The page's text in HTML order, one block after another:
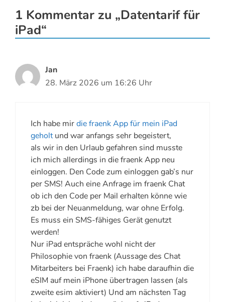
1 Kommentar zu „Datentarif für
iPad“
Jan
28. März 2026 um 16:26 Uhr
Ich habe mirdie fraenk App für mein iPad
geholtund war anfangs sehr begeistert,
als wir in den Urlaub gefahren sind musste
ich mich allerdings in die fraenk App neu
einloggen. Den Code zum einloggen gab’s nur
per SMS! Auch eine Anfrage im fraenk Chat
ob ich den Code per Mail erhalten könne wie
zb bei der Neuanmeldung, war ohne Erfolg.
Es muss ein SMS-fähiges Gerät genutzt
werden!
Nur iPad entspräche wohl nicht der
Philosophie von fraenk (Aussage des Chat
Mitarbeiters bei Fraenk) ich habe daraufhin die
eSIM auf mein iPhone übertragen lassen (als
zweite esim aktiviert) Und am nächsten Tag